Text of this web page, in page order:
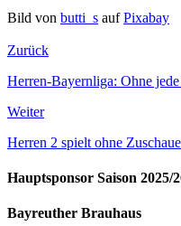
Bild von butti_s aufPixabay
Zurück
Herren-Bayernliga: Ohne
Weiter
Herren 2 spielt ohne
Hauptsponsor Saison 2025/
Bayreuther Brauhaus